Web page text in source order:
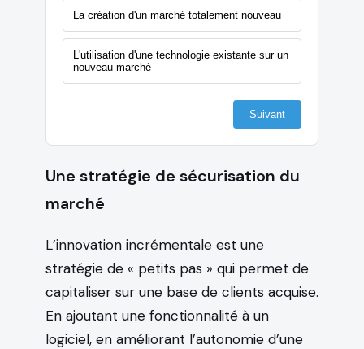
La création d'un marché totalement nouveau
L'utilisation d'une technologie existante sur un
nouveau marché
Suivant
Une stratégie de sécurisation du
marché
L’innovation incrémentale est une
stratégie de « petits pas » qui permet de
capitaliser sur une base de clients acquise.
En ajoutant une fonctionnalité à un
logiciel, en améliorant l’autonomie d’une